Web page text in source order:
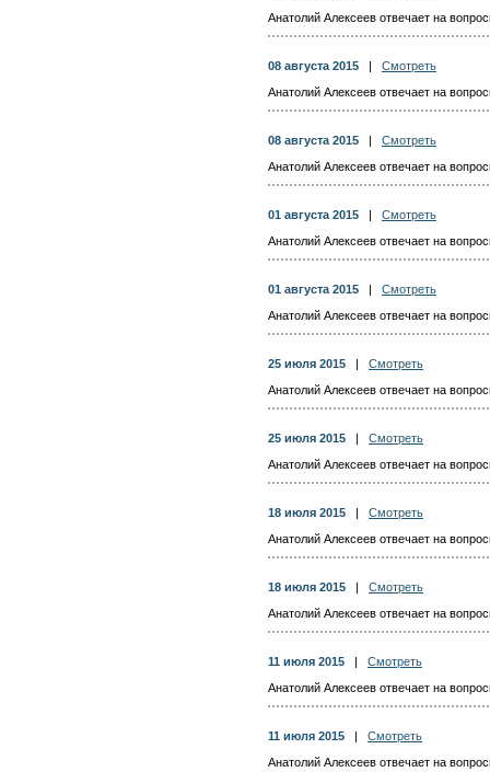
Анатолий Алексеев отвечает на
08 августа 2015
Смотреть
Анатолий Алексеев отвечает на
08 августа 2015
Смотреть
Анатолий Алексеев отвечает на
01 августа 2015
Смотреть
Анатолий Алексеев отвечает на
01 августа 2015
Смотреть
Анатолий Алексеев отвечает на
25 июля 2015
Смотреть
Анатолий Алексеев отвечает на
25 июля 2015
Смотреть
Анатолий Алексеев отвечает на
18 июля 2015
Смотреть
Анатолий Алексеев отвечает на
18 июля 2015
Смотреть
Анатолий Алексеев отвечает на
11 июля 2015
Смотреть
Анатолий Алексеев отвечает на
11 июля 2015
Смотреть
Анатолий Алексеев отвечает на